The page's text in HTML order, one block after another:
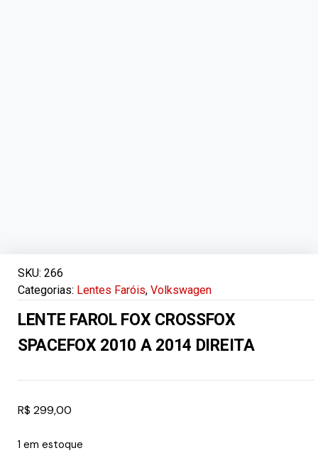
SKU: 266
Categorias: Lentes Faróis, Volkswagen
LENTE FAROL FOX CROSSFOX
SPACEFOX 2010 A 2014 DIREITA
R$ 299,00
1 em estoque